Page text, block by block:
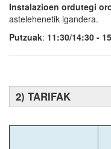
Instalazioen ordutegi
astelehenetik igandera.
Putzuak: 11:30/14:30 -
2) TARIFAK